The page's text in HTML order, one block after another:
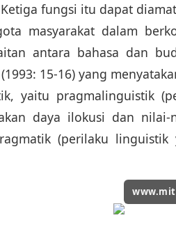
fungsi itu dapat
masyarakat dalam
antara bahasa dan
15-16) yang
yaitu pragmalinguistik
daya ilokusi dan nilai-
(perilaku linguistik